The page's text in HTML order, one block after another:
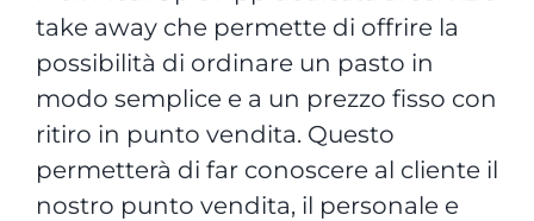
take away che permette di offrire la
possibilità di ordinare un pasto in
modo semplice e a un prezzo fisso con
ritiro in punto vendita. Questo
permetterà di far conoscere al cliente il
nostro punto vendita, il personale e